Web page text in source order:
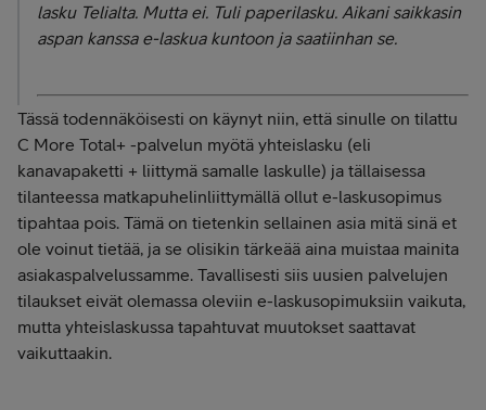
lasku Telialta. Mutta ei. Tuli paperilasku. Aikani saikkasin
aspan kanssa e-laskua kuntoon ja saatiinhan se.
Tässä todennäköisesti on käynyt niin, että sinulle on tilattu
C More Total+ -palvelun myötä yhteislasku (eli
kanavapaketti + liittymä samalle laskulle) ja tällaisessa
tilanteessa matkapuhelinliittymällä ollut e-laskusopimus
tipahtaa pois. Tämä on tietenkin sellainen asia mitä sinä et
ole voinut tietää, ja se olisikin tärkeää aina muistaa mainita
asiakaspalvelussamme. Tavallisesti siis uusien palvelujen
tilaukset eivät olemassa oleviin e-laskusopimuksiin vaikuta,
mutta yhteislaskussa tapahtuvat muutokset saattavat
vaikuttaakin.